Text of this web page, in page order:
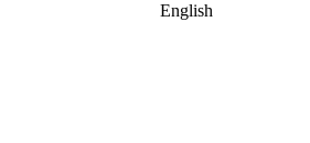
English